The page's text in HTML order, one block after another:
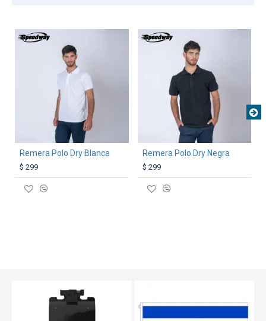
TEXTTRANSPARENTE
Remera Polo Dry Blanca
$ 299
TEXTTRANSPARENTE
Remera Polo Dry Negra
$ 299